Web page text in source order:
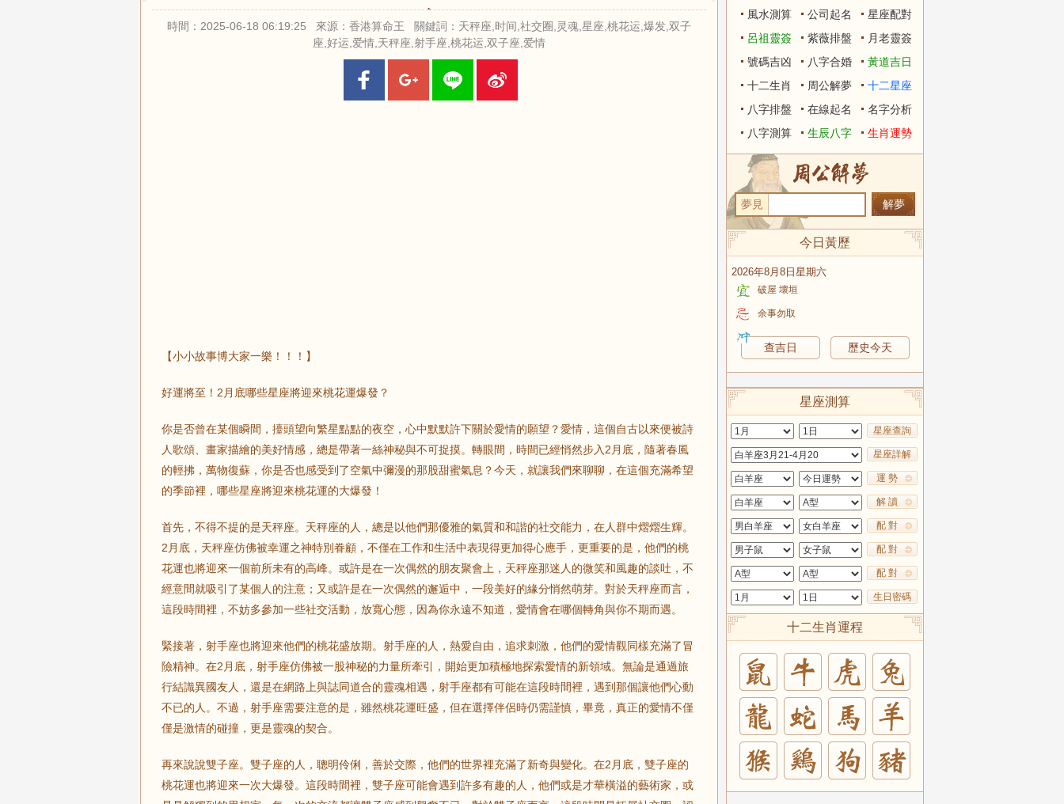
座
時間：2025-06-18 06:19:25 來源：香港算命王 關鍵詞：天秤座,时间,社交圈,灵魂,星座,桃花运,爆发,双子
座,好运,爱情,天秤座,射手座,桃花运,双子座,爱情
【小小故事博大家一樂！！！】
好運將至！2月底哪些星座將迎來桃花運爆發？
你是否曾在某個瞬間，擡頭望向繁星點點的夜空，心中默默許下關於愛情的願望？愛情，這個自古以來便被詩
人歌頌、畫家描繪的美好情感，總是帶著一絲神秘與不可捉摸。轉眼間，時間已經悄然步入2月底，隨著春風
的輕拂，萬物復蘇，你是否也感受到了空氣中彌漫的那股甜蜜氣息？今天，就讓我們來聊聊，在這個充滿希望
的季節裡，哪些星座將迎來桃花運的大爆發！
首先，不得不提的是天秤座。天秤座的人，總是以他們那優雅的氣質和和諧的社交能力，在人群中熠熠生輝。
2月底，天秤座仿佛被幸運之神特別眷顧，不僅在工作和生活中表現得更加得心應手，更重要的是，他們的桃
花運也將迎來一個前所未有的高峰。或許是在一次偶然的朋友聚會上，天秤座那迷人的微笑和風趣的談吐，不
經意間就吸引了某個人的注意；又或許是在一次偶然的邂逅中，一段美好的緣分悄然萌芽。對於天秤座而言，
這段時間裡，不妨多參加一些社交活動，放寬心態，因為你永遠不知道，愛情會在哪個轉角與你不期而遇。
緊接著，射手座也將迎來他們的桃花盛放期。射手座的人，熱愛自由，追求刺激，他們的愛情觀同樣充滿了冒
險精神。在2月底，射手座仿佛被一股神秘的力量所牽引，開始更加積極地探索愛情的新領域。無論是通過旅
行結識異國友人，還是在網路上與誌同道合的靈魂相遇，射手座都有可能在這段時間裡，遇到那個讓他們心動
不已的人。不過，射手座需要注意的是，雖然桃花運旺盛，但在選擇伴侶時仍需謹慎，畢竟，真正的愛情不僅
僅是激情的碰撞，更是靈魂的契合。
再來說說雙子座。雙子座的人，聰明伶俐，善於交際，他們的世界裡充滿了新奇與變化。在2月底，雙子座的
桃花運也將迎來一次大爆發。這段時間裡，雙子座可能會遇到許多有趣的人，他們或是才華橫溢的藝術家，或
風水測算 公司起名
星座配對
呂祖靈簽
紫薇排盤
月老靈簽
號碼吉凶
八字合婚
黃道吉日
十二生肖
周公解夢
十二星座
八字排盤
在線起名
名字分析
八字測算
生辰八字 生肖運勢
夢見
今日黃歷
2026年8月8日星期六
破屋 壞垣
余事勿取
查吉日 歷史今天
星座測算
星座查詢
星座詳解
運 勢
解 讀
配 對
配 對
配 對
生日密碼
十二生肖運程
鼠 牛 虎
龍 蛇 馬